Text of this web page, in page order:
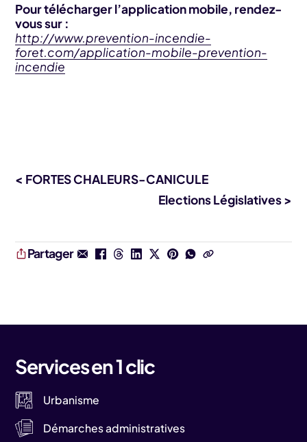
Pour télécharger l’application mobile, rendez-
vous sur :
http://www.prevention-incendie-
foret.com/application-mobile-prevention-
incendie
< FORTES CHALEURS-CANICULE
Elections Législatives >
Partager
Services en 1 clic
Urbanisme
Démarches administratives